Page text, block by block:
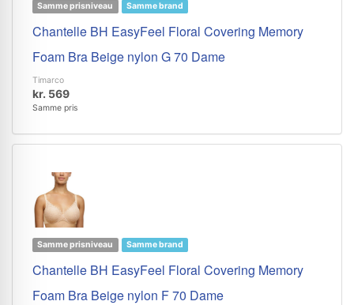
Samme prisniveau Samme brand
Chantelle BH EasyFeel Floral Covering Memory
Foam Bra Beige nylon G 70 Dame
Timarco
kr. 569
Samme pris
Samme prisniveau Samme brand
Chantelle BH EasyFeel Floral Covering Memory
Foam Bra Beige nylon F 70 Dame